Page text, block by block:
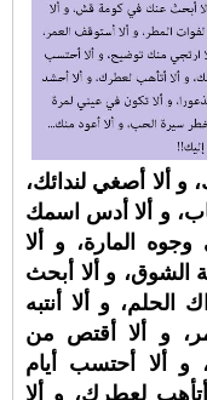
و ألا أصغي لندائك،
و ألا أدس اسمك
المارة، و ألا
الشوق، و ألا أبحث
و ألا أنتبه
و ألا أقتص من
و ألا أحتسب أيام
لعطرك، و ألا